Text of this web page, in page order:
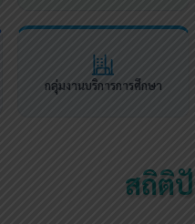
กลุ่มงานบริการการศึกษา
สถิติ